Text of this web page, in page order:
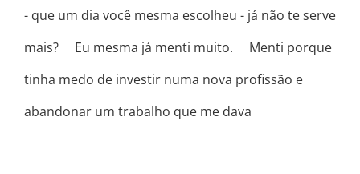
- que um dia você mesma escolheu - já não te serve
mais? ⠀ Eu mesma já menti muito. ⠀ Menti porque
tinha medo de investir numa nova profissão e
abandonar um trabalho que me dava